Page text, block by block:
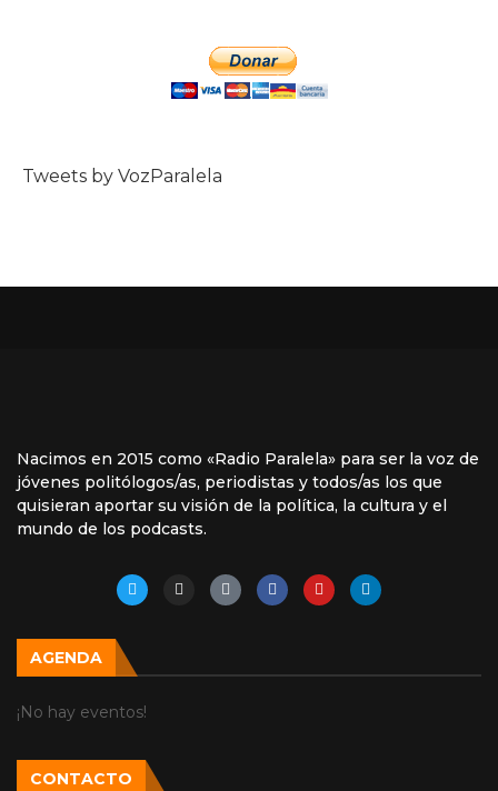
Tweets by VozParalela
Nacimos en 2015 como «Radio Paralela» para ser la voz de
jóvenes politólogos/as, periodistas y todos/as los que
quisieran aportar su visión de la política, la cultura y el
mundo de los podcasts.
AGENDA
¡No hay eventos!
CONTACTO